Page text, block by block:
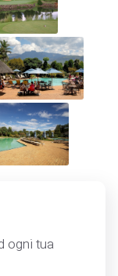
ogni tua